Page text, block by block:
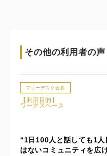
その他の利用者の声
フリーデスク会員
【利用目的】
ワークスペース
“1日100人と話しても1
はないコミュニティを広